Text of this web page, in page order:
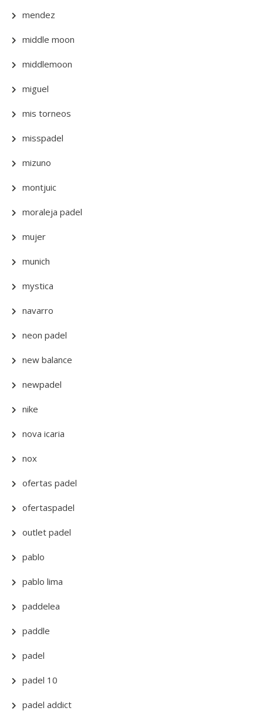
mendez
middle moon
middlemoon
miguel
mis torneos
misspadel
mizuno
montjuic
moraleja padel
mujer
munich
mystica
navarro
neon padel
new balance
newpadel
nike
nova icaria
nox
ofertas padel
ofertaspadel
outlet padel
pablo
pablo lima
paddelea
paddle
padel
padel 10
padel addict